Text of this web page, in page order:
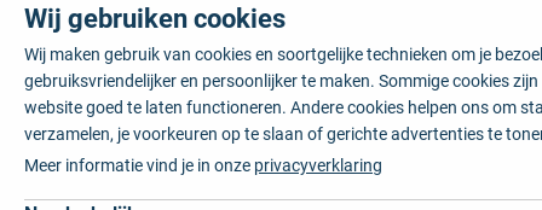
Wij gebruiken cookies
Wij maken gebruik van cookies en soortgelijke technieken om je
gebruiksvriendelijker en persoonlijker te maken. Sommige cookies
website goed te laten functioneren. Andere cookies helpen ons om
verzamelen, je voorkeuren op te slaan of gerichte advertenties te
Meer informatie vind je in onze privacyverklaring